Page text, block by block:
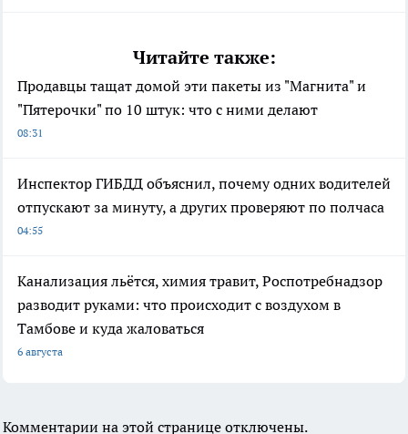
Читайте также:
Продавцы тащат домой эти пакеты из "Магнита" и
"Пятерочки" по 10 штук: что с ними делают
08:31
Инспектор ГИБДД объяснил, почему одних водителей
отпускают за минуту, а других проверяют по полчаса
04:55
Канализация льётся, химия травит, Роспотребнадзор
разводит руками: что происходит с воздухом в
Тамбове и куда жаловаться
6 августа
Комментарии на этой странице отключены.